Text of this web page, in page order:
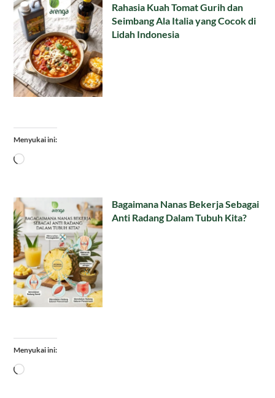
Rahasia Kuah Tomat Gurih dan
Seimbang Ala Italia yang Cocok di
Lidah Indonesia
Menyukai ini:
Memuat...
Bagaimana Nanas Bekerja Sebagai
Anti Radang Dalam Tubuh Kita?
Menyukai ini:
Memuat...